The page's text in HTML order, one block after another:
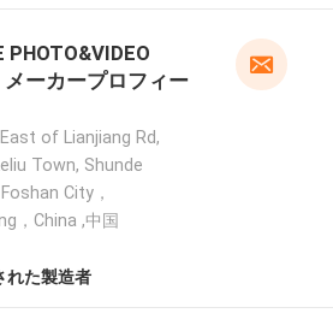
PHOTO&VIDEO
メーカープロフィー
East of Lianjiang Rd,
Town, Shunde
City，
，China ,中国
れた製造者